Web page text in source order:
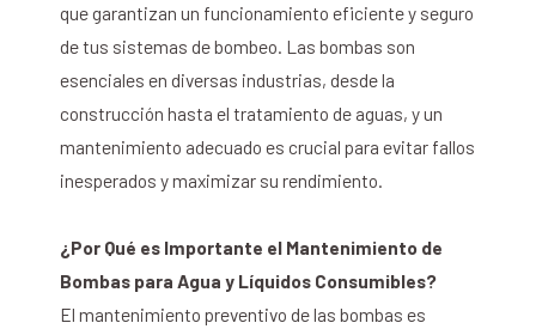
que garantizan un funcionamiento eficiente y seguro
de tus sistemas de bombeo. Las bombas son
esenciales en diversas industrias, desde la
construcción hasta el tratamiento de aguas, y un
mantenimiento adecuado es crucial para evitar fallos
inesperados y maximizar su rendimiento.
¿Por Qué es Importante el Mantenimiento de
Bombas para Agua y Líquidos Consumibles?
El mantenimiento preventivo de las bombas es